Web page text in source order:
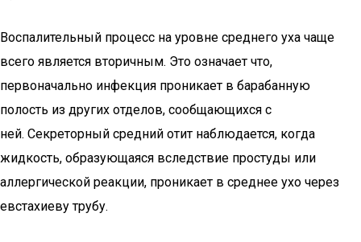
Воспалительный процесс на уровне среднего уха чаще
всего является вторичным. Это означает что,
первоначально инфекция проникает в барабанную
полость из других отделов, сообщающихся с
ней. Секреторный средний отит наблюдается, когда
жидкость, образующаяся вследствие простуды или
аллергической реакции, проникает в среднее ухо через
евстахиеву трубу.